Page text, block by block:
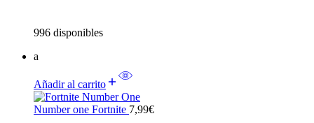
996 disponibles
a
Añadir al carrito
Number one Fortnite 7,99€